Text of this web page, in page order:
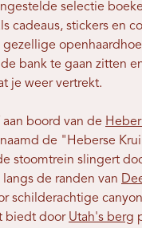
selectie
cadeaus, stickers en
gezellige
bank te gaan zitten
je weer vertrekt.
boord van de
de "Heberse
stoomtrein slingert
de randen van
schilderachtige
biedt door Utah's berg